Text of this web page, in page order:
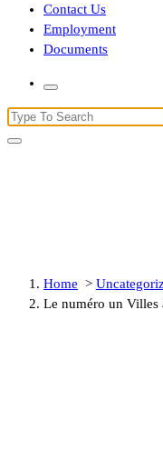
Contact Us
Employment
Documents
Search
for:
Home >
Le numéro un Villes